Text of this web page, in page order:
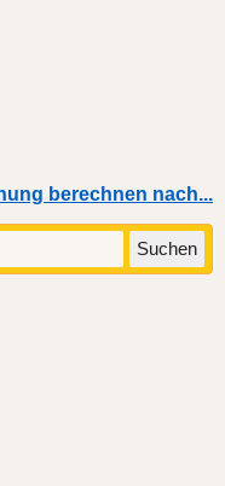
berechnen nach...